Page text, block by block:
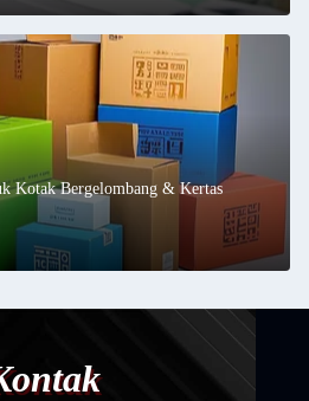
Kotak Bergelombang & Kertas